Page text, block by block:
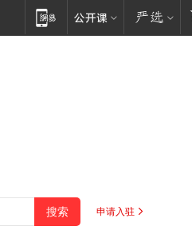
申请入驻